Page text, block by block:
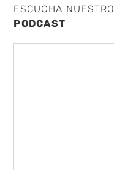
ESCUCHA NUESTRO
PODCAST